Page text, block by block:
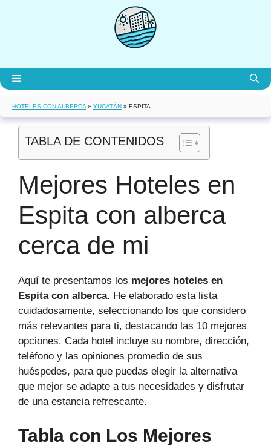
Menú
HOTELES CON ALBERCA » YUCATÁN » ESPITA
TABLA DE CONTENIDOS
Mejores Hoteles en
Espita con alberca
cerca de mi
Aquí te presentamos los mejores hoteles en
Espita con alberca. He elaborado esta lista
cuidadosamente, seleccionando los que considero
más relevantes para ti, destacando las 10 mejores
opciones. Cada hotel incluye su nombre, dirección,
teléfono y las opiniones promedio de sus
huéspedes, para que puedas elegir la alternativa
que mejor se adapte a tus necesidades y disfrutar
de una estancia refrescante.
Tabla con Los Mejores